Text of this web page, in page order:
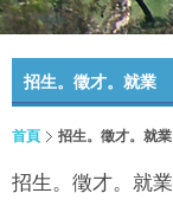
招生。徵才。就業
首頁 招生。徵才。就業
招生。徵才。就業